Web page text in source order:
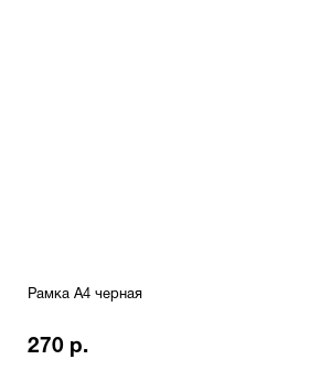
Рамка A4 черная
270 р.